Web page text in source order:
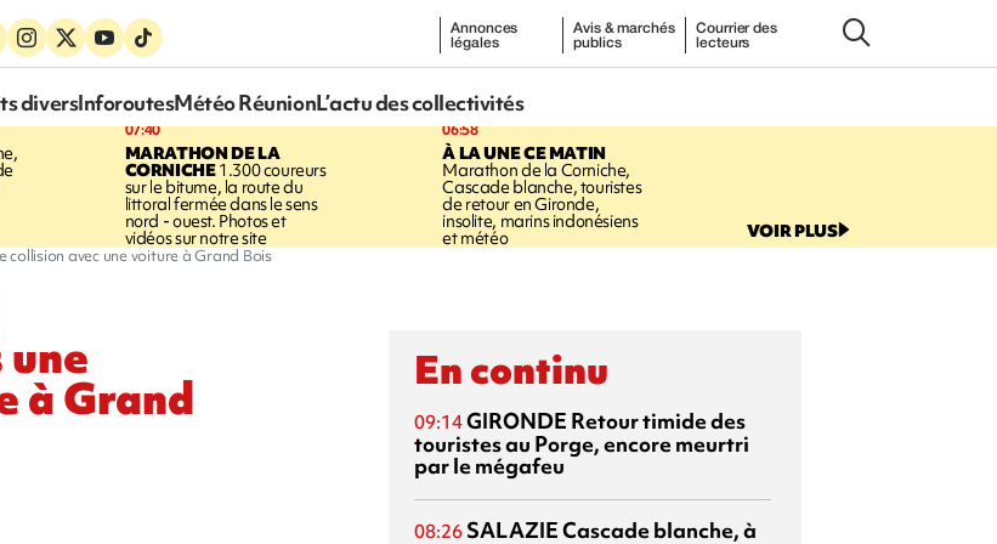
Annonces
légales
Avis & marchés
publics
Courrier des
lecteurs
diversInforoutesMétéo RéunionL’actu des collectivités
07:40
MARATHON DE LA
CORNICHE1.300 coureurs
sur le bitume, la route du
littoral fermée dans le sens
nord - ouest. Photos et
vidéos sur notre site
06:58
À LA UNE CE MATIN
Marathon de la Corniche,
Cascade blanche, touristes
de retour en Gironde,
insolite, marins indonésiens
et météo VOIR PLUS
avec une voiture à Grand Bois
à Grand En continu
09:14GIRONDE Retour timide des
touristes au Porge, encore meurtri
par le mégafeu
08:26 SALAZIECascade blanche, à